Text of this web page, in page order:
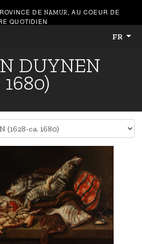
DE NAMUR, AU COEUR DE
QUOTIDIEN
FR
DUYNEN